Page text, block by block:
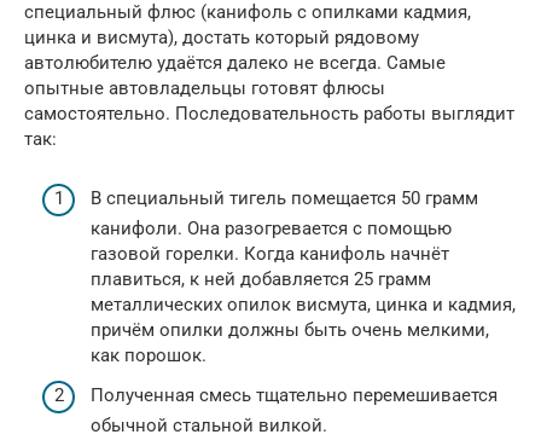
специальный флюс (канифоль с опилками кадмия,
цинка и висмута), достать который рядовому
автолюбителю удаётся далеко не всегда. Самые
опытные автовладельцы готовят флюсы
самостоятельно. Последовательность работы выглядит
так:
В специальный тигель помещается 50 грамм
канифоли. Она разогревается с помощью
газовой горелки. Когда канифоль начнёт
плавиться, к ней добавляется 25 грамм
металлических опилок висмута, цинка и кадмия,
причём опилки должны быть очень мелкими,
как порошок.
Полученная смесь тщательно перемешивается
обычной стальной вилкой.